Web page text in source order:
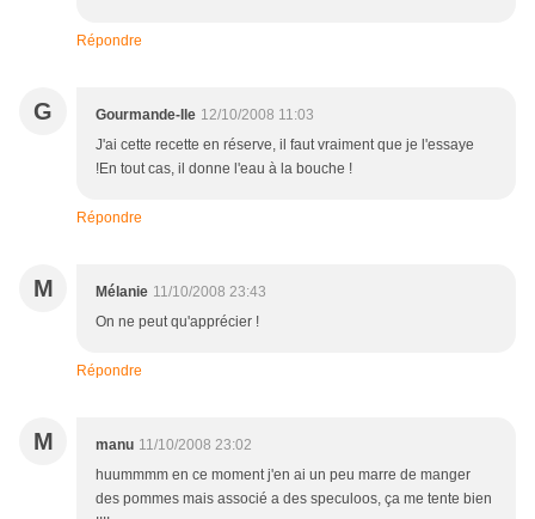
Répondre
G Gourmande-Ile 12/10/2008 11:03
J'ai cette recette en réserve, il faut vraiment que je l'essaye
!En tout cas, il donne l'eau à la bouche !
Répondre
M Mélanie 11/10/2008 23:43
On ne peut qu'apprécier !
Répondre
M manu 11/10/2008 23:02
huummmm en ce moment j'en ai un peu marre de manger
des pommes mais associé a des speculoos, ça me tente bien